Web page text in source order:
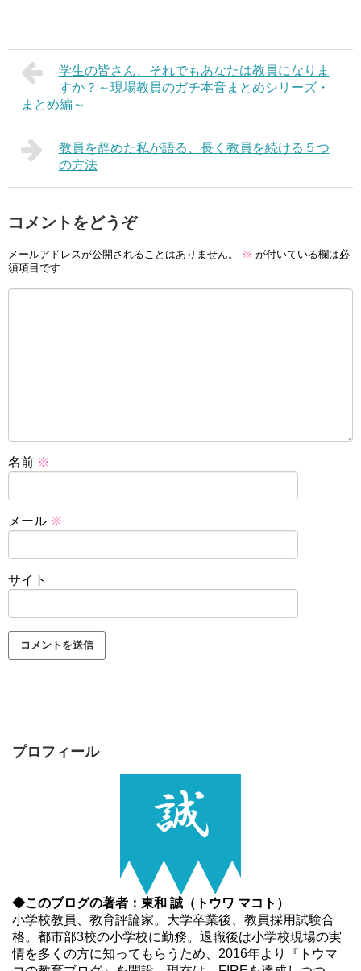
学生の皆さん、それでもあなたは教員になりま
すか？～現場教員のガチ本音まとめシリーズ・
まとめ編～
教員を辞めた私が語る、長く教員を続ける５つ
の方法
コメントをどうぞ
メールアドレスが公開されることはありません。 ※ が付いている欄は必
須項目です
名前 ※
メール ※
サイト
プロフィール
◆このブログの著者：東和 誠（トウワ マコト）
小学校教員、教育評論家。大学卒業後、教員採用試験合
格。都市部3校の小学校に勤務。退職後は小学校現場の実
情を多くの方に知ってもらうため、2016年より『トウマ